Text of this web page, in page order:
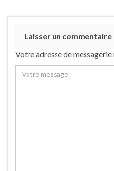
Laisser un commentaire
Votre adresse de messagerie